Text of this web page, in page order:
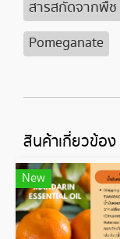
สารสกัดจากพืช
Pomeganate
สินค้าเกี่ยวข้อง
New